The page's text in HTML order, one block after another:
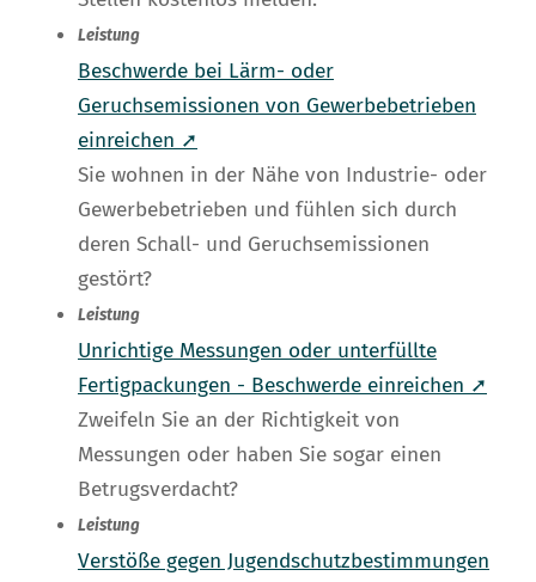
Leistung
Beschwerde bei Lärm- oder
Geruchsemissionen von Gewerbebetrieben
einreichen ➚
Sie wohnen in der Nähe von Industrie- oder
Gewerbebetrieben und fühlen sich durch
deren Schall- und Geruchsemissionen
gestört?
Leistung
Unrichtige Messungen oder unterfüllte
Fertigpackungen - Beschwerde einreichen ➚
Zweifeln Sie an der Richtigkeit von
Messungen oder haben Sie sogar einen
Betrugsverdacht?
Leistung
Verstöße gegen Jugendschutzbestimmungen